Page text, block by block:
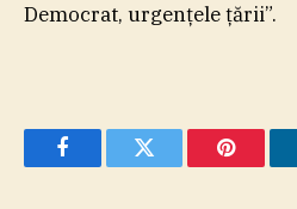
Democrat, urgenţele ţării”.
FacebookTwitter